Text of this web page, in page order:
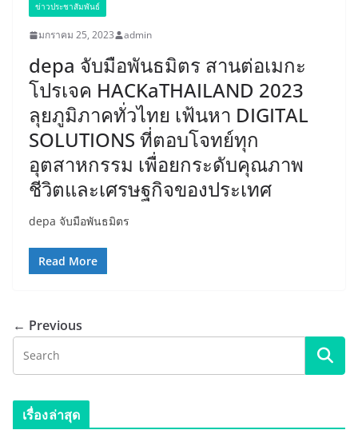
ข่าวประชาสัมพันธ์
มกราคม 25, 2023 admin
depa จับมือพันธมิตร สานต่อเมกะ
โปรเจค HACKaTHAILAND 2023
ลุยภูมิภาคทั่วไทย เฟ้นหา DIGITAL
SOLUTIONS ที่ตอบโจทย์ทุก
อุตสาหกรรม เพื่อยกระดับคุณภาพ
ชีวิตและเศรษฐกิจของประเทศ
depa จับมือพันธมิตร
Read More
← Previous
เรื่องล่าสุด